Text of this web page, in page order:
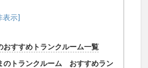
おすすめトランクルーム一覧
のトランクルーム おすすめラン